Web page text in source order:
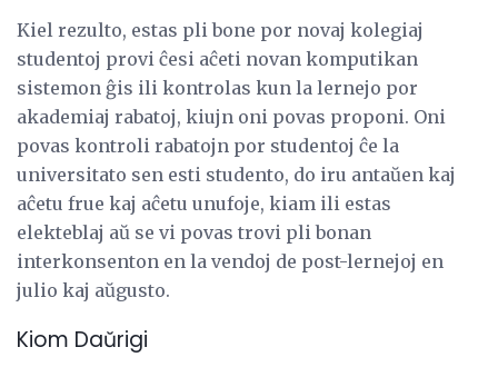
Kiel rezulto, estas pli bone por novaj kolegiaj
studentoj provi ĉesi aĉeti novan komputikan
sistemon ĝis ili kontrolas kun la lernejo por
akademiaj rabatoj, kiujn oni povas proponi. Oni
povas kontroli rabatojn por studentoj ĉe la
universitato sen esti studento, do iru antaŭen kaj
aĉetu frue kaj aĉetu unufoje, kiam ili estas
elekteblaj aŭ se vi povas trovi pli bonan
interkonsenton en la vendoj de post-lernejoj en
julio kaj aŭgusto.
Kiom Daŭrigi